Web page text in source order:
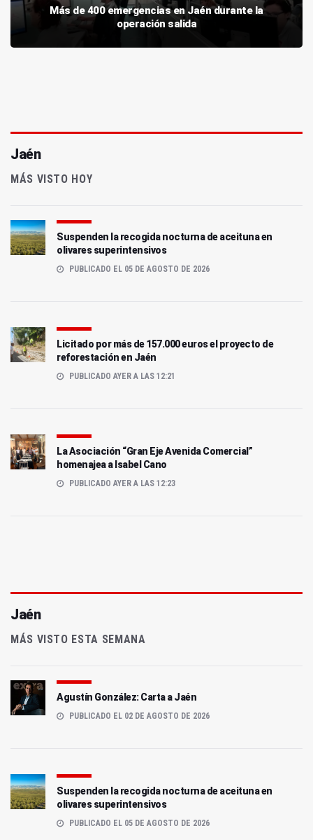
Más de 400 emergencias en Jaén durante la
operación salida
Jaén
MÁS VISTO HOY
Suspenden la recogida nocturna de aceituna en
olivares superintensivos
PUBLICADO EL 05 DE AGOSTO DE 2026
Licitado por más de 157.000 euros el proyecto de
reforestación en Jaén
PUBLICADO AYER A LAS 12:21
La Asociación “Gran Eje Avenida Comercial”
homenajea a Isabel Cano
PUBLICADO AYER A LAS 12:23
Jaén
MÁS VISTO ESTA SEMANA
Agustín González: Carta a Jaén
PUBLICADO EL 02 DE AGOSTO DE 2026
Suspenden la recogida nocturna de aceituna en
olivares superintensivos
PUBLICADO EL 05 DE AGOSTO DE 2026